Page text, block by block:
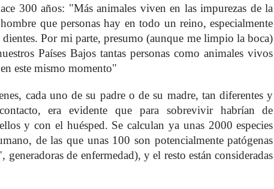
300 años: "Más animales viven en las impurezas de la
que personas hay en todo un reino, especialmente
Por mi parte, presumo (aunque me limpio la boca)
Países Bajos tantas personas como animales vivos
este mismo momento"
cada uno de su padre o de su madre, tan diferentes y
era evidente que para sobrevivir habrían de
y con el huésped. Se calculan ya unas 2000 especies
de las que unas 100 son potencialmente patógenas
generadoras de enfermedad), y el resto están consideradas